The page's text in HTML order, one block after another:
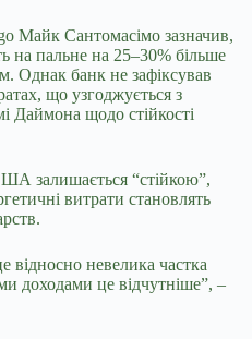
Майк Сантомасімо зазначив,
на пальне на 25–30% більше
Однак банк не зафіксував
що узгоджується з
Даймона щодо стійкості
залишається “стійкою”,
витрати становлять
невелика частка
доходами це відчутніше”, –